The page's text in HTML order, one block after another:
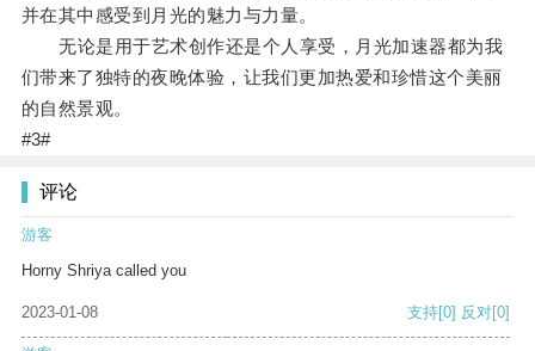
并在其中感受到月光的魅力与力量。
无论是用于艺术创作还是个人享受，月光加速器都为我
们带来了独特的夜晚体验，让我们更加热爱和珍惜这个美丽
的自然景观。
#3#
评论
游客
Horny Shriya called you
2023-01-08 支持[0] 反对[0]